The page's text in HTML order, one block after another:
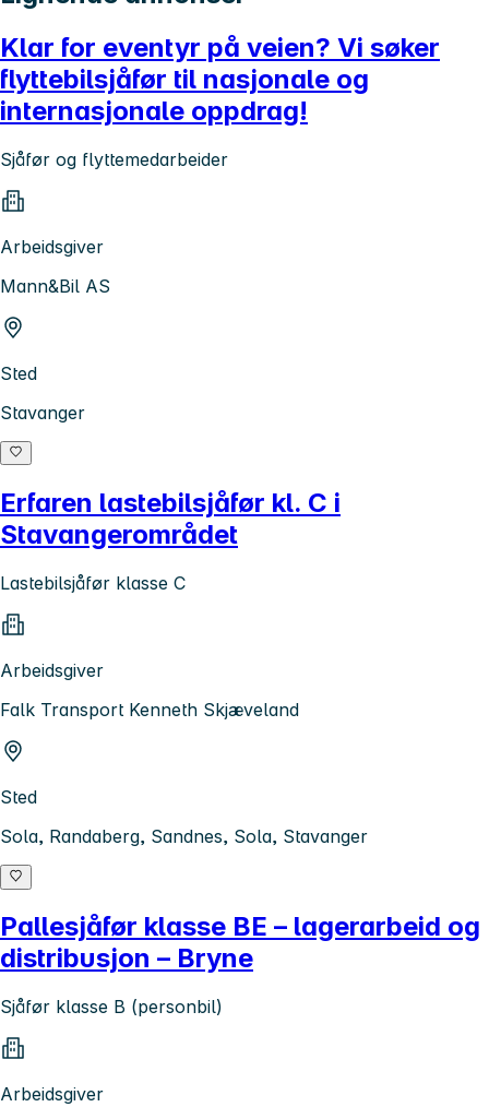
Klar for eventyr på veien? Vi søker
flyttebilsjåfør til nasjonale og
internasjonale oppdrag!
Sjåfør og flyttemedarbeider
Arbeidsgiver
Mann&Bil AS
Sted
Stavanger
Erfaren lastebilsjåfør kl. C i
Stavangerområdet
Lastebilsjåfør klasse C
Arbeidsgiver
Falk Transport Kenneth Skjæveland
Sted
Sola, Randaberg, Sandnes, Sola, Stavanger
Pallesjåfør klasse BE – lagerarbeid og
distribusjon – Bryne
Sjåfør klasse B (personbil)
Arbeidsgiver